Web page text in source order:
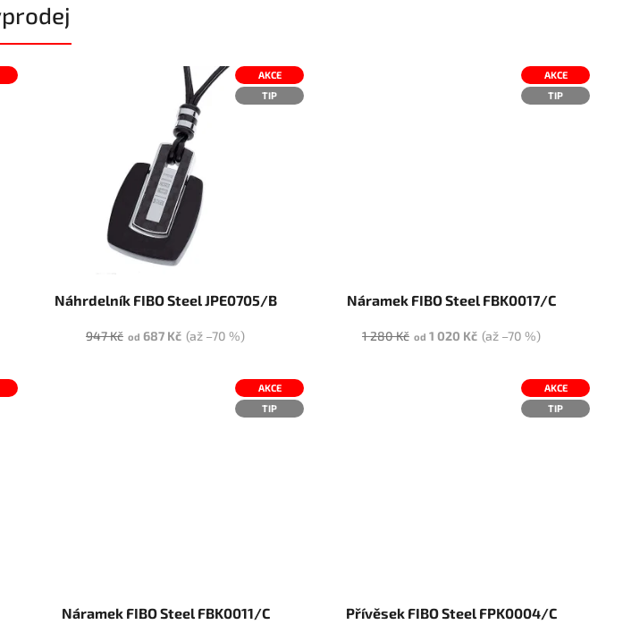
AKCE
TIP
Náhrdelník FIBO Steel JPE0705/B
947 Kč od 687 Kč (až –70 %)
AKCE
TIP
Náramek FIBO Steel FBK0017/C
1 280 Kč od 1 020 Kč (až –70 %)
AKCE
TIP
Náramek FIBO Steel FBK0011/C
AKCE
TIP
Přívěsek FIBO Steel FPK0004/C